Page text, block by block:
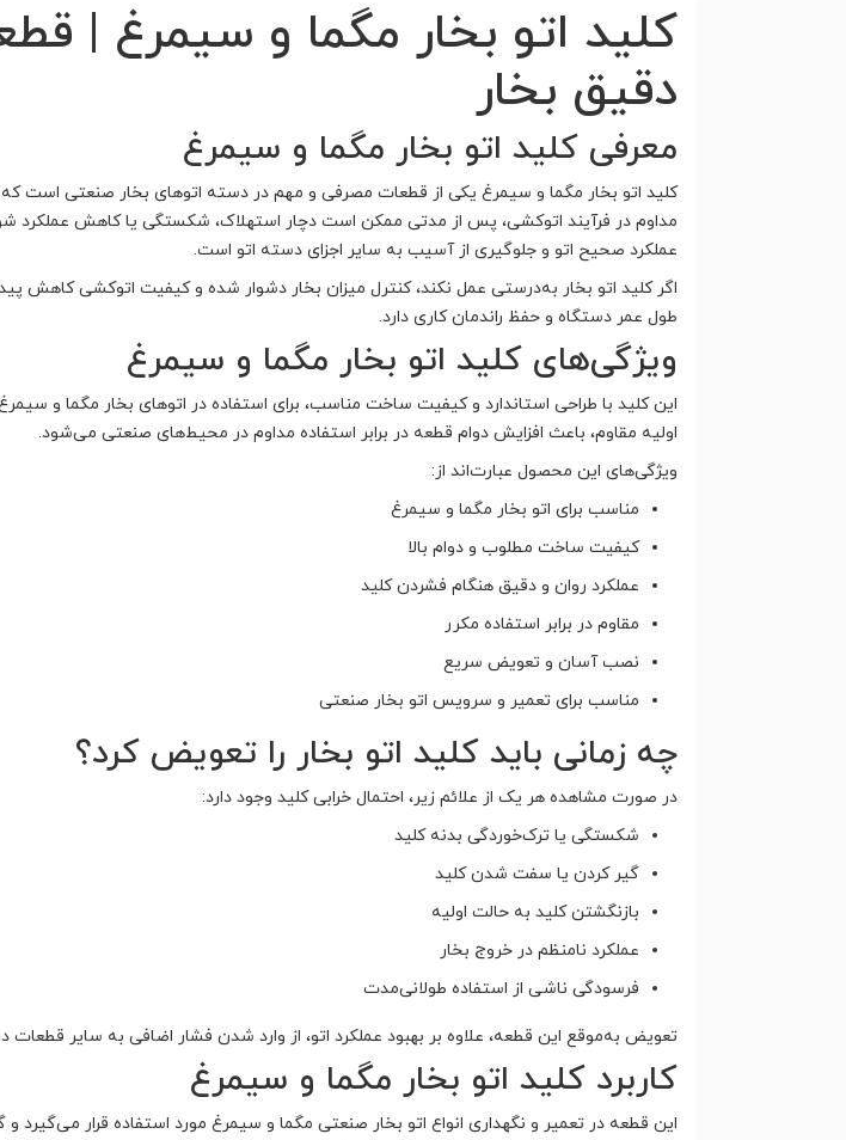
کلید اتو بخار مگما و سیمرغ |
دقیق بخار
معرفی کلید اتو بخار مگما و سیمرغ
کلید اتو بخار مگما و سیمرغ یکی از قطعات مصرفی و مهم در دسته اتوهای بخار صنعتی است که
مداوم در فرآیند اتوکشی، پس از مدتی ممکن است دچار استهلاک، شکستگی یا کاهش عملکرد
عملکرد صحیح اتو و جلوگیری از آسیب به سایر اجزای دسته اتو است.
اگر کلید اتو بخار به‌درستی عمل نکند، کنترل میزان بخار دشوار شده و کیفیت اتوکشی کاهش
طول عمر دستگاه و حفظ راندمان کاری دارد.
ویژگی‌های کلید اتو بخار مگما و سیمرغ
این کلید با طراحی استاندارد و کیفیت ساخت مناسب، برای استفاده در اتوهای بخار مگما و
اولیه مقاوم، باعث افزایش دوام قطعه در برابر استفاده مداوم در محیط‌های صنعتی می‌شود.
ویژگی‌های این محصول عبارت‌اند از:
مناسب برای اتو بخار مگما و سیمرغ
کیفیت ساخت مطلوب و دوام بالا
عملکرد روان و دقیق هنگام فشردن کلید
مقاوم در برابر استفاده مکرر
نصب آسان و تعویض سریع
مناسب برای تعمیر و سرویس اتو بخار صنعتی
چه زمانی باید کلید اتو بخار را تعویض کرد؟
در صورت مشاهده هر یک از علائم زیر، احتمال خرابی کلید وجود دارد:
شکستگی یا ترک‌خوردگی بدنه کلید
گیر کردن یا سفت شدن کلید
بازنگشتن کلید به حالت اولیه
عملکرد نامنظم در خروج بخار
فرسودگی ناشی از استفاده طولانی‌مدت
تعویض به‌موقع این قطعه، علاوه بر بهبود عملکرد اتو، از وارد شدن فشار اضافی به سایر قطعات
کاربرد کلید اتو بخار مگما و سیمرغ
این قطعه در تعمیر و نگهداری انواع اتو بخار صنعتی مگما و سیمرغ مورد استفاده قرار